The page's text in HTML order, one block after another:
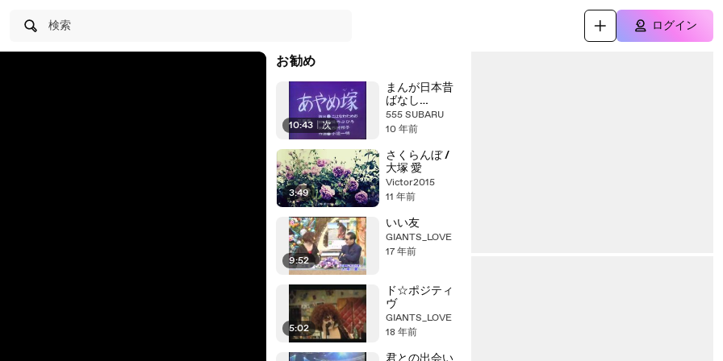
検索 ログイン
お勧め
10:43 | 次
まんが日本昔
ばなし
0516【あやめ
塚】
555 SUBARU
10 年前
3:49
さくらんぼ /
大塚 愛
Victor2015
11 年前
9:52
いい友
GIANTS_LOVE
17 年前
5:02
ド☆ポジティ
ヴ
GIANTS_LOVE
18 年前